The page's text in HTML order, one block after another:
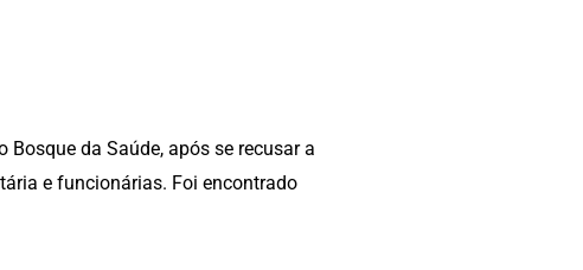
da Saúde, após se recusar a
e funcionárias. Foi encontrado